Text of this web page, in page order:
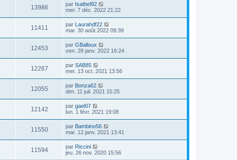
13986 par Isatbel92
mer. 7 déc. 2022 21:22
11411 par Laurahdf22
mar. 30 août 2022 09:39
12453 par GBalloux
ven. 28 janv. 2022 16:24
12267 par SAB85
mer. 13 oct. 2021 13:56
12055 par Bonza62
dim. 11 juil. 2021 15:25
12142 par gael07
lun. 1 févr. 2021 19:08
11550 par Bambino56
mar. 12 janv. 2021 13:41
11594 par Riccini
jeu. 26 nov. 2020 15:56